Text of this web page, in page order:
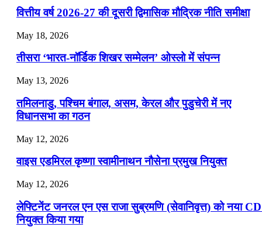
📝 डेली करेंट अफेयर्स: 22-24 जुलाई 2026
July 22, 2026
📝 डेली करेंट अफेयर्स: 19-21 जुलाई 2026
July 19, 2026
📝 डेली करेंट अफेयर्स: 16-18 जुलाई 2026
वित्तीय वर्ष 2026-27 की दूसरी द्विमासिक मौद्रिक नीति समीक्षा
May 18, 2026
तीसरा ‘भारत-नॉर्डिक शिखर सम्मेलन’ ओस्लो में संपन्न
May 13, 2026
तमिलनाडु, पश्चिम बंगाल, असम, केरल और पुडुचेरी में नए
विधानसभा का गठन
May 12, 2026
वाइस एडमिरल कृष्णा स्वामीनाथन नौसेना प्रमुख नियुक्त
May 12, 2026
लेफ्टिनेंट जनरल एन एस राजा सुब्रमणि (सेवानिवृत्त) को नया
नियुक्त किया गया